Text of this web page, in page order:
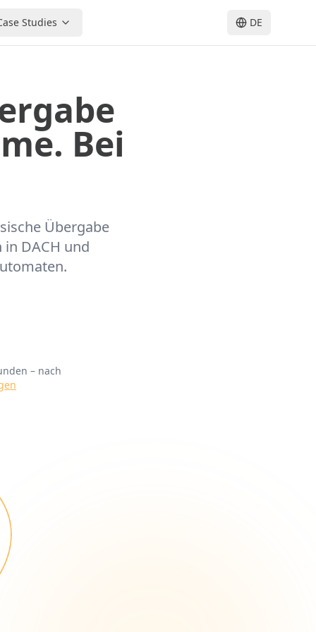
Studies DE
Bei
Übergabe
DACH und
– nach